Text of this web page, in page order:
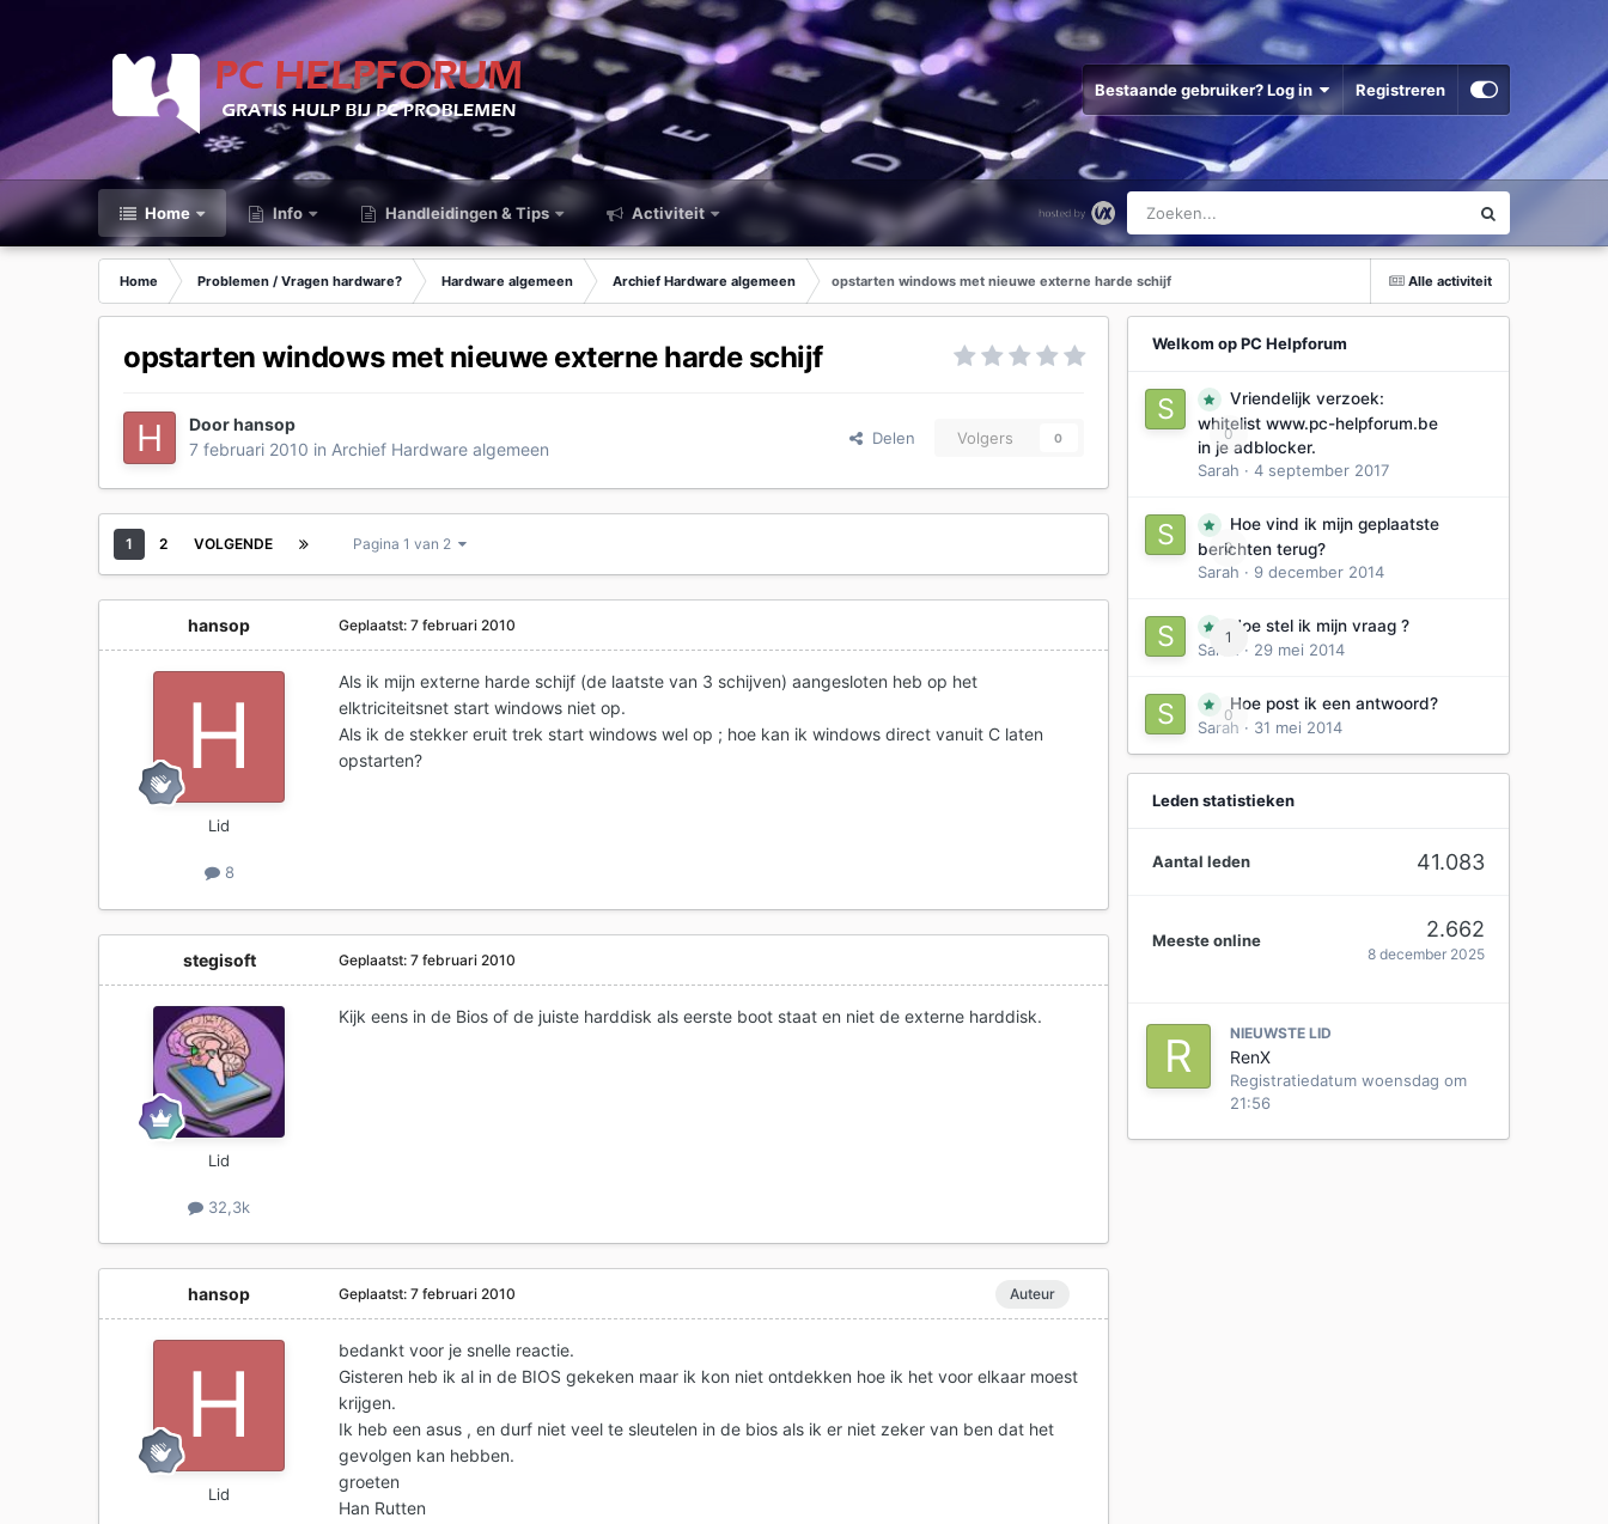
Bestaande gebruiker? Log in Registreren
Home Info Handleidingen & Tips Activiteit
Alle activiteit
Home Problemen / Vragen hardware? Hardware algemeen Archief Hardware algemeen opstarten windows met nieuwe externe harde schijf
opstarten windows met nieuwe externe harde schijf
Doorhansop
7 februari 2010 in Archief Hardware algemeen
Delen Volgers 0
1 2 VOLGENDE Pagina 1 van 2
hansop
Lid
8
Geplaatst:7 februari 2010
Als ik mijn externe harde schijf (de laatste van 3 schijven) aangesloten heb op het
elktriciteitsnet start windows niet op.
Als ik de stekker eruit trek start windows wel op ; hoe kan ik windows direct vanuit C laten
opstarten?
stegisoft
Lid
32,3k
Geplaatst:7 februari 2010
Kijk eens in de Bios of de juiste harddisk als eerste boot staat en niet de externe harddisk.
hansop
Lid
Auteur
Geplaatst:7 februari 2010
bedankt voor je snelle reactie.
Gisteren heb ik al in de BIOS gekeken maar ik kon niet ontdekken hoe ik het voor elkaar moest
krijgen.
Ik heb een asus , en durf niet veel te sleutelen in de bios als ik er niet zeker van ben dat het
gevolgen kan hebben.
groeten
Han Rutten
Welkom op PC Helpforum
0
Vriendelijk verzoek:
whitelist www.pc-helpforum.be
in je adblocker.
Sarah · 4 september 2017
0
Hoe vind ik mijn geplaatste
berichten terug?
Sarah · 9 december 2014
1
Hoe stel ik mijn vraag ?
Sarah
· 29 mei 2014
0
Hoe post ik een antwoord?
Sarah · 31 mei 2014
Leden statistieken
Aantal leden 41.083
Meeste online 2.662
8 december 2025
NIEUWSTE LID
RenX
Registratiedatum woensdag om
21:56